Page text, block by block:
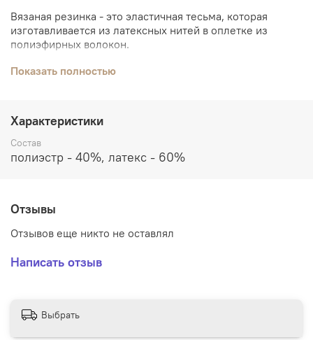
Вязаная резинка - это эластичная тесьма, которая
изготавливается из латексных нитей в оплетке из
полиэфирных волокон.
Вязаная резинка отличается от тканой способом
Применяется при пошиве верхней одежды,
спецодежды, нижнего и постельного белья.
Показать полностью
Характеристики
Состав
полиэстр - 40%, латекс - 60%
Отзывы
Отзывов еще никто не оставлял
Написать отзыв
Выбрать